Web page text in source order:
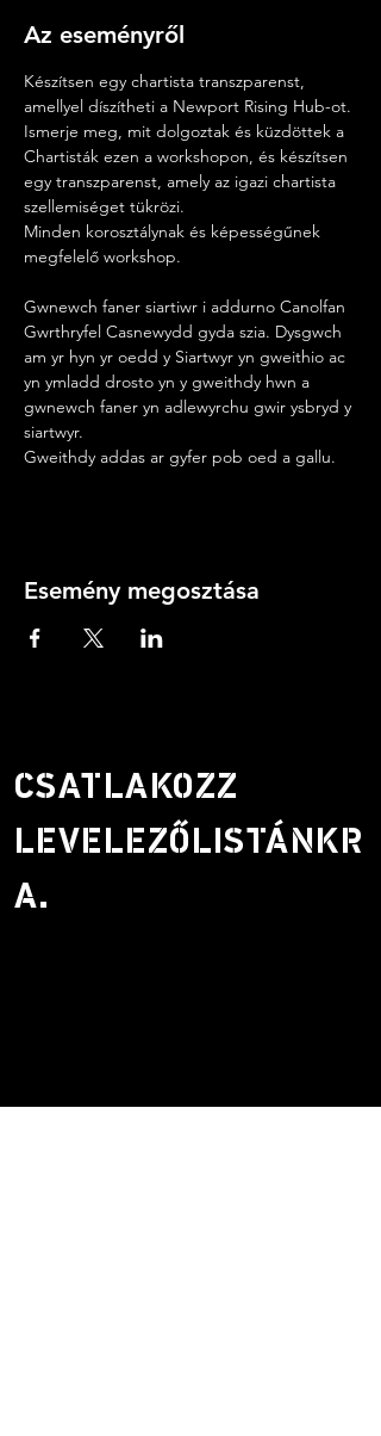
Az eseményről
Készítsen egy chartista transzparenst,
amellyel díszítheti a Newport Rising Hub-ot.
Ismerje meg, mit dolgoztak és küzdöttek a
Chartisták ezen a workshopon, és készítsen
egy transzparenst, amely az igazi chartista
szellemiséget tükrözi.
Minden korosztálynak és képességűnek
megfelelő workshop.
Gwnewch faner siartiwr i addurno Canolfan
Gwrthryfel Casnewydd gyda szia. Dysgwch
am yr hyn yr oedd y Siartwyr yn gweithio ac
yn ymladd drosto yn y gweithdy hwn a
gwnewch faner yn adlewyrchu gwir ysbryd y
siartwyr.
Gweithdy addas ar gyfer pob oed a gallu.
Esemény megosztása
CSATLAKOZZ
LEVELEZŐLISTÁNKR
A.